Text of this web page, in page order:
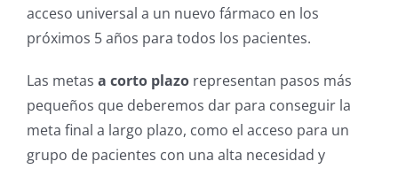
acceso universal a un nuevo fármaco en los
próximos 5 años para todos los pacientes.
Las metas a corto plazorepresentan pasos más
pequeños que deberemos dar para conseguir la
meta final a largo plazo, como el acceso para un
grupo de pacientes con una alta necesidad y